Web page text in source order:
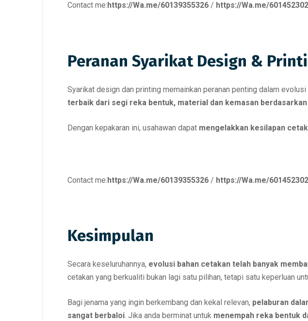
Contact me:https://Wa.me/60139355326 / https://Wa.me/
Peranan Syarikat Design &
Syarikat design dan printing memainkan peranan penting dalam
terbaik dari segi reka bentuk, material dan kemasan
Dengan kepakaran ini, usahawan dapat mengelakkan kesilapan
Contact me:https://Wa.me/60139355326 / https://Wa.me/
Kesimpulan
Secara keseluruhannya, evolusi bahan cetakan telah banyak
cetakan yang berkualiti bukan lagi satu pilihan, tetapi satu keperluan
Bagi jenama yang ingin berkembang dan kekal relevan, pelaburan
sangat berbaloi. Jika anda berminat untuk menempah reka bentuk